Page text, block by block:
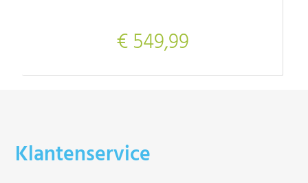
€ 549,99
Klantenservice